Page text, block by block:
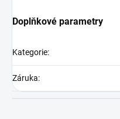
Doplňkové parametry
Kategorie:
Záruka: